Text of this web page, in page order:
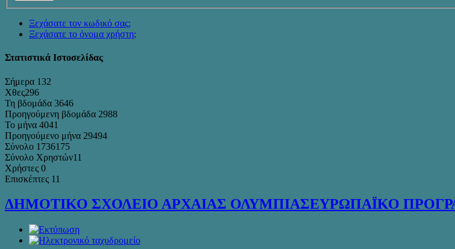
Ξεχάσατε τον κωδικό σας;
Ξεχάσατε το όνομα χρήστη;
Στατιστικά Ιστοσελίδας
Σήμερα 132
Χθες296
Τη βδομάδα 3646
Προηγούμενη βδομάδα 2988
Το μήνα 4041
Προηγούμενο μήνα 29494
Σύνολο 1736175
Σύνολο Χρηστών11
Χρήστες 0
Επισκέπτες 11
ΔΗΜΟΤΙΚΟ ΣΧΟΛΕΙΟ ΑΡΧΑΙΑΣ ΟΛΥΜΠΙΑΣΕΥΡΩΠΑΪΚΟ